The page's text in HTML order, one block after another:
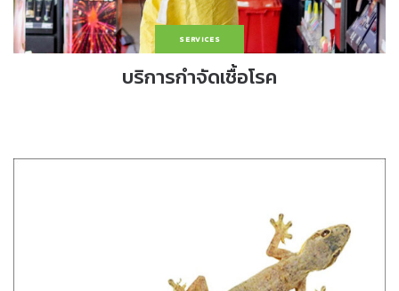
SERVICES
บริการกำจัดเชื้อโรค